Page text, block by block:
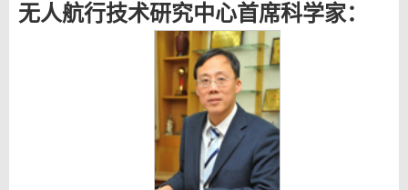
无人航行技术研究中心首席科学家：